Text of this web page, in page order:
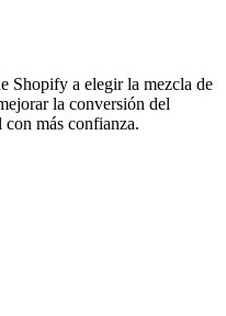
Shopify a elegir la mezcla de
la conversión del
más confianza.